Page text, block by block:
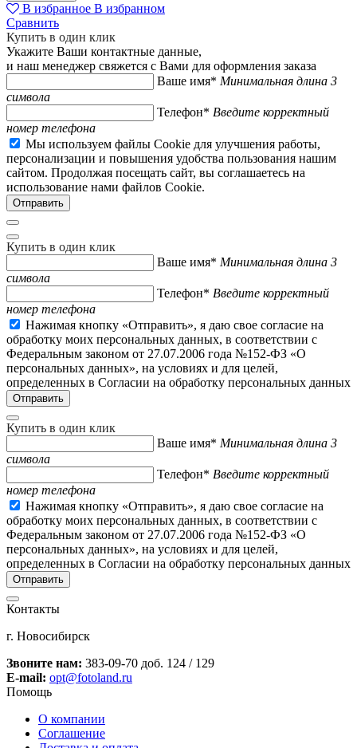
В избранное В избранном
Сравнить
Купить в один клик
Укажите Ваши контактные данные,
и наш менеджер свяжется с Вами для оформления заказа
Ваше имя* Минимальная длина 3
символа
Телефон* Введите корректный
номер телефона
Мы используем файлы Cookie для улучшения работы,
персонализации и повышения удобства пользования нашим
сайтом. Продолжая посещать сайт, вы соглашаетесь на
использование нами файлов Cookie.
Купить в один клик
Ваше имя* Минимальная длина 3
символа
Телефон* Введите корректный
номер телефона
Нажимая кнопку «Отправить», я даю свое согласие на
обработку моих персональных данных, в соответствии с
Федеральным законом от 27.07.2006 года №152-ФЗ «О
персональных данных», на условиях и для целей,
определенных в Согласии на обработку персональных данных
Купить в один клик
Ваше имя* Минимальная длина 3
символа
Телефон* Введите корректный
номер телефона
Нажимая кнопку «Отправить», я даю свое согласие на
обработку моих персональных данных, в соответствии с
Федеральным законом от 27.07.2006 года №152-ФЗ «О
персональных данных», на условиях и для целей,
определенных в Согласии на обработку персональных данных
Контакты
г. Новосибирск
Звоните нам: 383-09-70 доб. 124 / 129
E-mail: opt@fotoland.ru
Помощь
О компании
Соглашение